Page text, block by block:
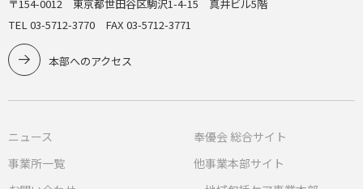
〒154-0012 東京都世田谷区駒沢1-4-15 真井ビル5階
TEL 03-5712-3770 FAX 03-5712-3771
本部へのアクセス
ニュース
事業所一覧
奉優会 総合サイト
他事業本部サイト